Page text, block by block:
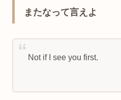
またなって言えよ
Not if I see you first.